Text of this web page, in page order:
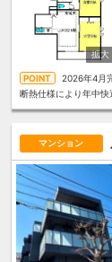
2026年4月
断熱仕様により年中快
マンション